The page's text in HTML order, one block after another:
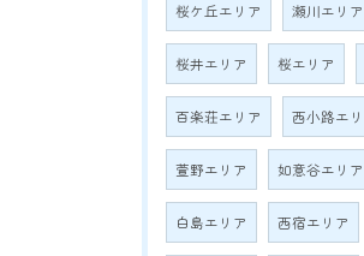
桜ケ丘エリア 瀬川エリア
桜井エリア 桜エリア
百楽荘エリア 西小路エ
萱野エリア 如意谷エリア
白島エリア 西宿エリア